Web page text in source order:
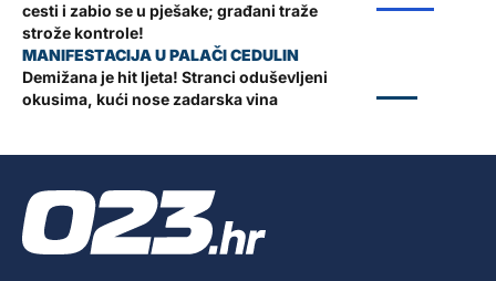
cesti i zabio se u pješake; građani traže
strože kontrole!
Demižana je hit ljeta! Stranci oduševljeni
okusima, kući nose zadarska vina